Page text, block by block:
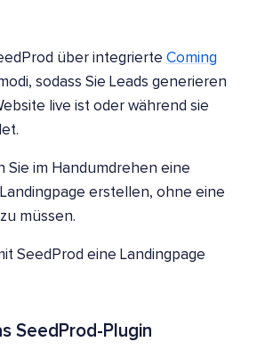
über integrierte Coming
sodass Sie Leads generieren
live ist oder während sie
Sie im Handumdrehen eine
erstellen, ohne eine
müssen.
SeedProd eine Landingpage
SeedProd-Plugin